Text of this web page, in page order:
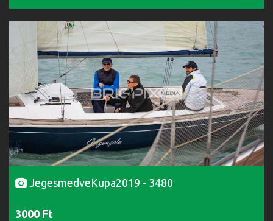
JegesmedveKupa2019 - 3480
3000 Ft